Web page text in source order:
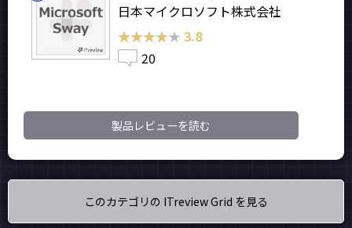
日本マイクロソフト株式会社
★★★★★
★★★★★ 3.8
20
製品レビューを読む
このカテゴリの ITreview Grid を見る